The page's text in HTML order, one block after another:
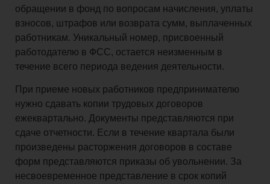
обращении в фонд по вопросам начисления, уплаты
взносов, штрафов или возврата сумм, выплаченных
работникам. Уникальный номер, присвоенный
работодателю в ФСС, остается неизменным в
течение всего периода ведения деятельности.
При приеме новых работников предпринимателю
нужно сдавать копии трудовых договоров
ежеквартально. Документы представляются при
сдаче отчетности. Если в течение квартала были
произведены расторжения договоров в составе
форм представляются приказы об увольнении. За
несвоевременное представление в срок копий